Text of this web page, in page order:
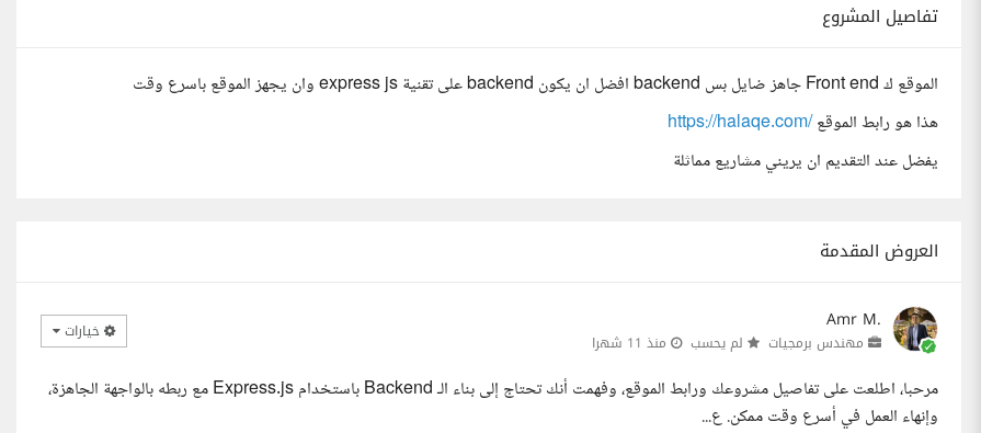
تفاصيل المشروع
الموقع ك Front end جاهز ضايل بس backend افضل ان يكون backend على تقنية express js وان يجهز الموقع باسرع وقت
هذا هو رابط الموقعhttps://halaqe.com/
يفضل عند التقديم ان يريني مشاريع مماثلة
العروض المقدمة
Amr M.
مهندس برمجيات لم يحسب منذ 11 شهرا خيارات
مرحبا، اطلعت على تفاصيل مشروعك ورابط الموقع، وفهمت أنك تحتاج إلى بناء الـ Backend باستخدام Express.js مع ربطه بالواجهة الجاهزة،
وإنهاء العمل في أسرع وقت ممكن. ع...